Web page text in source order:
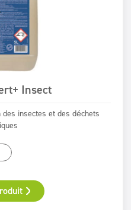
Insect
insectes et des déchets